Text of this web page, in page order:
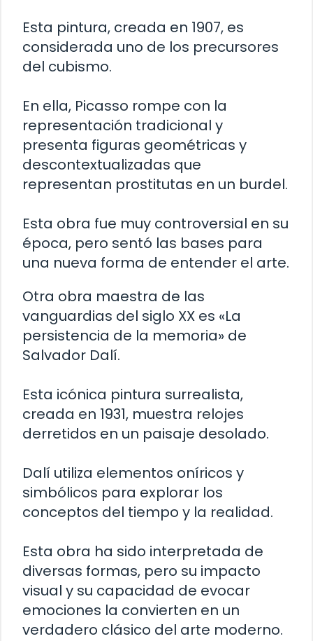
Esta pintura, creada en 1907, es
considerada uno de los precursores
del cubismo.
En ella, Picasso rompe con la
representación tradicional y
presenta figuras geométricas y
descontextualizadas que
representan prostitutas en un burdel.
Esta obra fue muy controversial en su
época, pero sentó las bases para
una nueva forma de entender el arte.
Otra obra maestra de las
vanguardias del siglo XX es «La
persistencia de la memoria» de
Salvador Dalí.
Esta icónica pintura surrealista,
creada en 1931, muestra relojes
derretidos en un paisaje desolado.
Dalí utiliza elementos oníricos y
simbólicos para explorar los
conceptos del tiempo y la realidad.
Esta obra ha sido interpretada de
diversas formas, pero su impacto
visual y su capacidad de evocar
emociones la convierten en un
verdadero clásico del arte moderno.